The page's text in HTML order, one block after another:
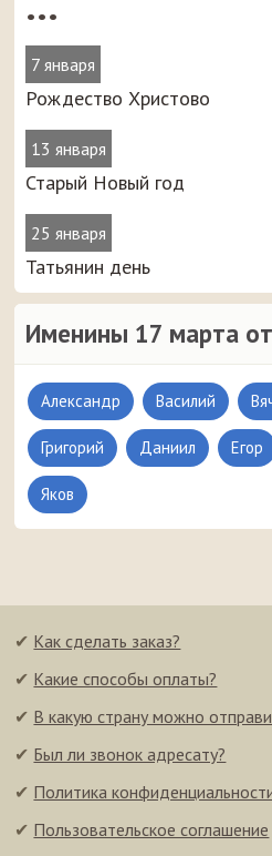
•••
7 января
Рождество Христово
13 января
Старый Новый год
25 января
Татьянин день
Именины 17 марта
Александр Василий
Григорий Даниил Егор
Яков
✔ Как сделать заказ?
✔ Какие способы оплаты?
✔ В какую страну можно
✔ Был ли звонок адресату?
✔ Политика
✔ Пользовательское соглашение